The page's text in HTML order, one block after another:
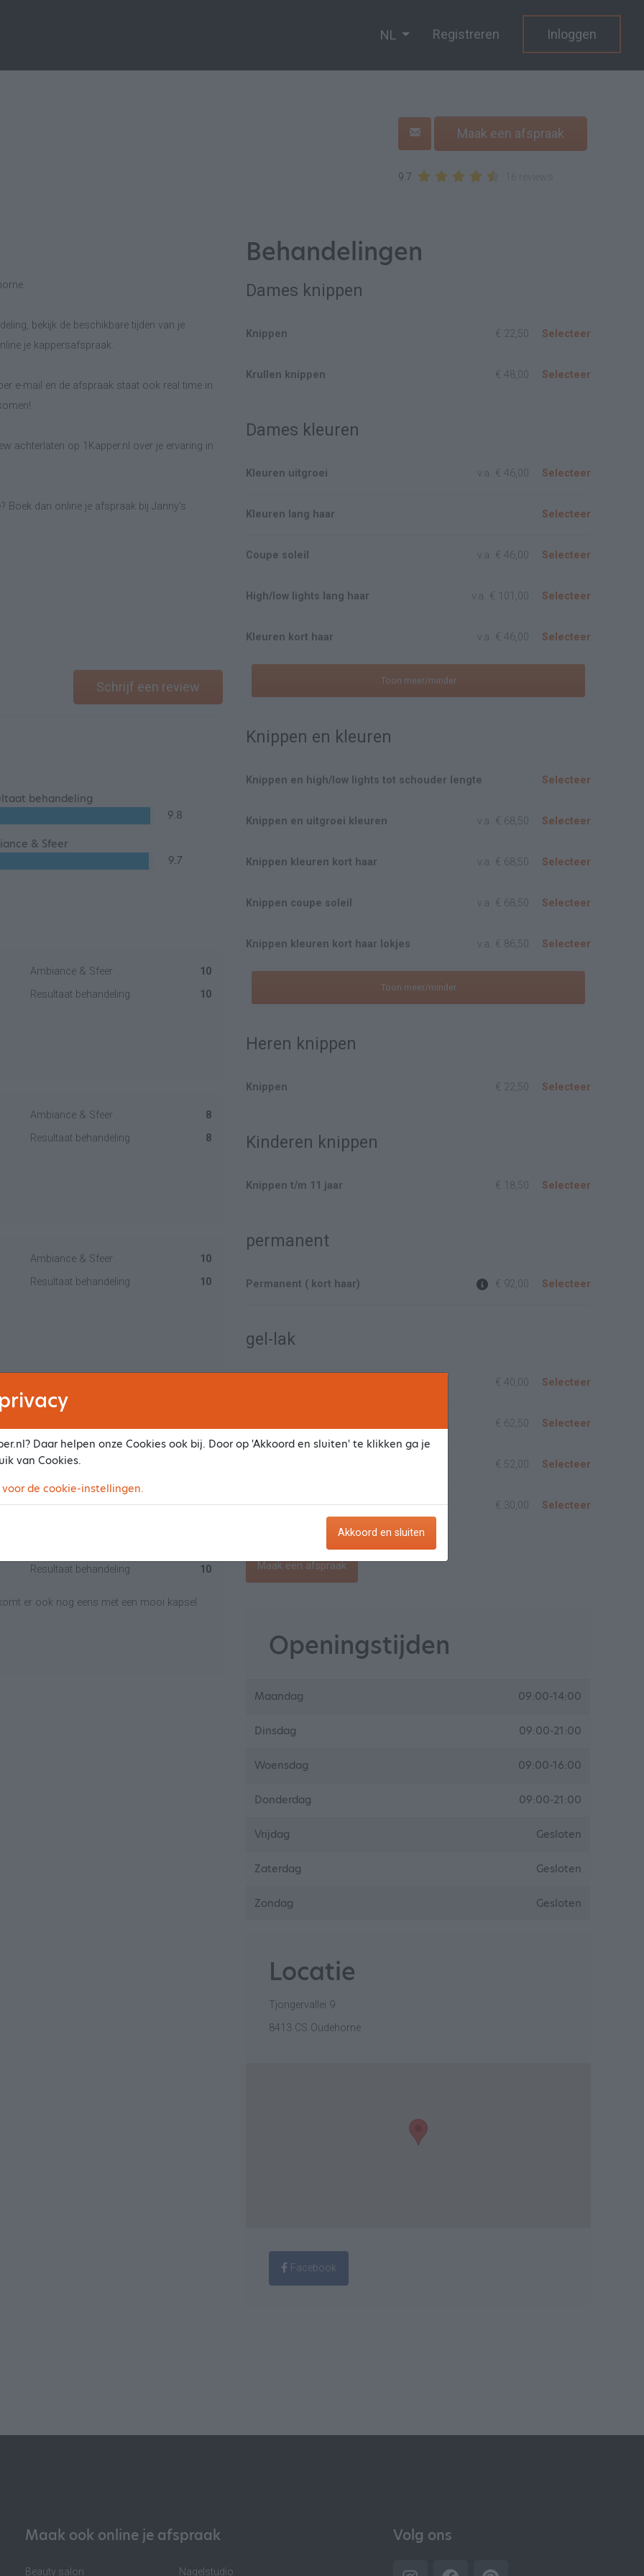
NL Registreren Inloggen
Maak een afspraak
9.7
bekijk de beschikbare tijden van je
je kappersafspraak.
e-mail en de afspraak staat ook real time in
achterlaten op 1Kapper.nl over je ervaring in
Boek dan online je afspraak bij Janny's
Schrijf een review
behandeling
9.8
& Sfeer
9.7
Ambiance & Sfeer
10
Resultaat behandeling 10
Ambiance & Sfeer
8
Resultaat behandeling 8
Ambiance & Sfeer
10
Resultaat behandeling 10
Ambiance & Sfeer
dwaan en mei super resultaat. Top!
Resultaat behandeling 10
er ook nog eens met een mooi kapsel
Behandelingen
Dames knippen
Knippen € 22,50 Selecteer
Krullen knippen € 48,00 Selecteer
Dames kleuren
Kleuren uitgroei v.a. € 46,00 Selecteer
Kleuren lang haar Selecteer
Coupe soleil v.a. € 46,00 Selecteer
High/low lights lang haar v.a. € 101,00 Selecteer
Kleuren kort haar v.a. € 46,00 Selecteer
Toon meer/minder
Knippen en kleuren
Knippen en high/low lights tot schouder lengte Selecteer
Knippen en uitgroei kleuren v.a. € 68,50 Selecteer
Knippen kleuren kort haar v.a. € 68,50 Selecteer
Knippen coupe soleil v.a. € 68,50 Selecteer
Knippen kleuren kort haar lokjes v.a. € 86,50 Selecteer
Toon meer/minder
Heren knippen
Knippen € 22,50 Selecteer
Kinderen knippen
Knippen t/m 11 jaar € 18,50 Selecteer
permanent
Permanent ( kort haar) € 92,00 Selecteer
gel-lak
€ 40,00 Selecteer
€ 62,50 Selecteer
€ 52,00 Selecteer
Peel off nagels € 30,00 Selecteer
Maak een afspraak
Openingstijden
Maandag 09:00-14:00
Dinsdag 09:00-21:00
Woensdag 09:00-16:00
Donderdag 09:00-21:00
Vrijdag Gesloten
Zaterdag Gesloten
Zondag Gesloten
Locatie
Tjongervallei 9
8413 CS Oudehorne
Facebook
Maak ook online je afspraak
Beauty salon Nagelstudio
Volg ons
Daar helpen onze Cookies ook bij. Door op 'Akkoord en sluiten' te klikken ga je
van Cookies.
de cookie-instellingen.
Akkoord en sluiten